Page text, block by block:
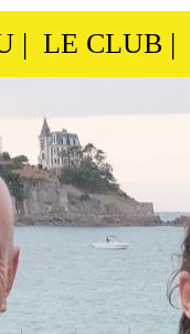
| LE CLUB |